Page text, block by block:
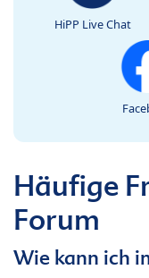
HiPP Live Chat
Häufige
Forum
Wie kann ich